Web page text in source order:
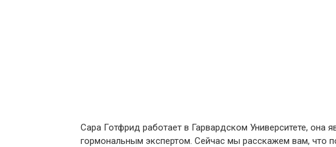
Сара Готфрид работает в Гарвардском Университете, она
гормональным экспертом. Сейчас мы расскажем вам, что